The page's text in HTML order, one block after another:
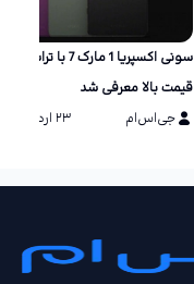
سونی اکسپریا 1 مارک 7 با
قیمت بالا معرفی شد
جی‌اس‌ام
۲۳ اردیبهشت ۱۴۰۴